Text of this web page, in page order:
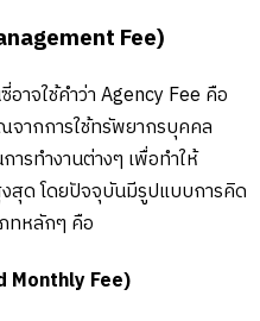
Fee)
าจใช้คำว่า Agency Fee คือ
จากการใช้ทรัพยากรบุคคล
ารทำงานต่างๆ เพื่อทำให้
สุด โดยปัจจุบันมีรูปแบบการคิด
ทหลักๆ คือ
Monthly Fee)